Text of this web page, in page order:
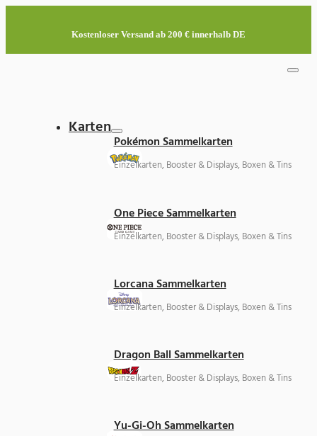
Kostenloser Versand ab 200 € innerhalb DE
Karten
Pokémon Sammelkarten
Einzelkarten, Booster & Displays, Boxen & Tins
One Piece Sammelkarten
Einzelkarten, Booster & Displays, Boxen & Tins
Lorcana Sammelkarten
Einzelkarten, Booster & Displays, Boxen & Tins
Dragon Ball Sammelkarten
Einzelkarten, Booster & Displays, Boxen & Tins
Yu-Gi-Oh Sammelkarten